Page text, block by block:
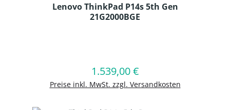
Lenovo ThinkPad P14s 5th Gen
21G2000BGE
Regulärer Preis:
1.539,00 €
Preise inkl. MwSt. zzgl. Versandkosten
In den Warenkorb